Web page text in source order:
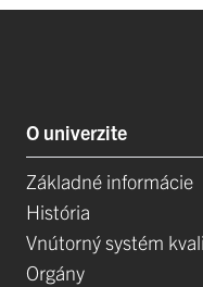
O univerzite
Základné informácie
História
Vnútorný systém
Orgány